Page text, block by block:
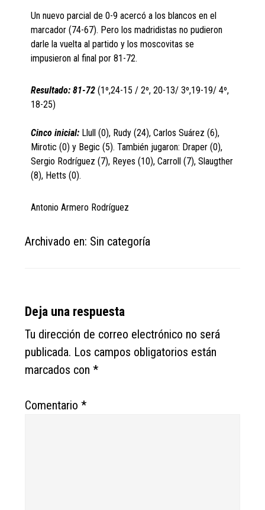
Un nuevo parcial de 0-9 acercó a los blancos en el
marcador (74-67). Pero los madridistas no pudieron
darle la vuelta al partido y los moscovitas se
impusieron al final por 81-72.
Resultado: 81-72 (1º,24-15 / 2º, 20-13/ 3º,19-19/ 4º,
18-25)
Cinco inicial: Llull (0), Rudy (24), Carlos Suárez (6),
Mirotic (0) y Begic (5). También jugaron: Draper (0),
Sergio Rodríguez (7), Reyes (10), Carroll (7), Slaugther
(8), Hetts (0).
Antonio Armero Rodríguez
Archivado en: Sin categoría
Reader
Interactions
Deja una respuesta
Tu dirección de correo electrónico no será
publicada. Los campos obligatorios están
marcados con*
Comentario*